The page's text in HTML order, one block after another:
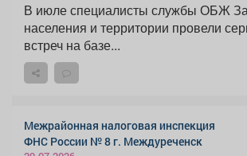
В июле специалисты службы ОБЖ
населения и территории провели
встреч на базе...
Межрайонная налоговая инспекция
ФНС России № 8 г. Междуреченск